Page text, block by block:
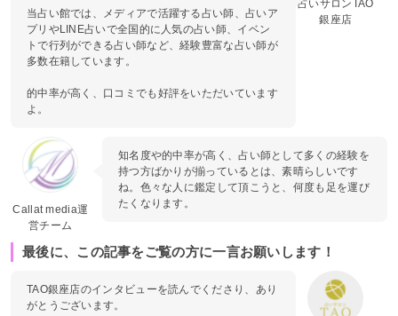
占いサロンTAO
銀座店
当占い館では、メディアで活躍する占い師、占いア
プリやLINE占いで全国的に人気の占い師、イベン
トで行列ができる占い師など、経験豊富な占い師が
多数在籍しています。
的中率が高く、口コミでも好評をいただいています
よ。
Callat media運
営チーム
知名度や的中率が高く、占い師として多くの経験を
持つ方ばかりが揃っているとは、素晴らしいです
ね。色々な人に鑑定して頂こうと、何度も足を運び
たくなります。
最後に、この記事をご覧の方に一言お願いします！
TAO銀座店のインタビューを読んでくださり、あり
がとうございます。